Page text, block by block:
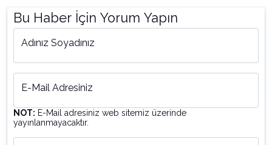
Bu Haber İçin Yorum Yapın
Adınız Soyadınız
E-Mail Adresiniz
NOT: E-Mail adresiniz web sitemiz üzerinde
yayınlanmayacaktır.